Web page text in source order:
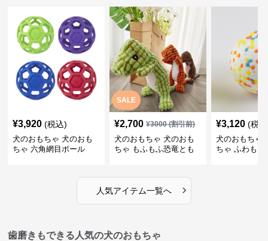
¥3,920 (税込)
犬のおもちゃ 犬のおも
ちゃ 六角網目ボール
SALE
¥2,700 ¥3000(割引前)
犬のおもちゃ 犬のおも
ちゃ もふもふ恐竜とも
¥3,120 (税
犬のおもちゃ
ちゃ ふわもこ
人気アイテム一覧へ ›
歯磨きもできる人気の犬のおもちゃ